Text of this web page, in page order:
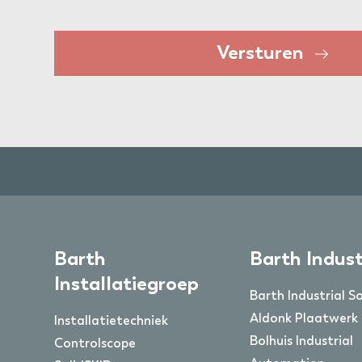
Versturen
Barth
Installatiegroep
Installatietechniek
Controlscope
Barth
Barth Industrial
Aldonk Plaatwerk
Bolhuis Industrial